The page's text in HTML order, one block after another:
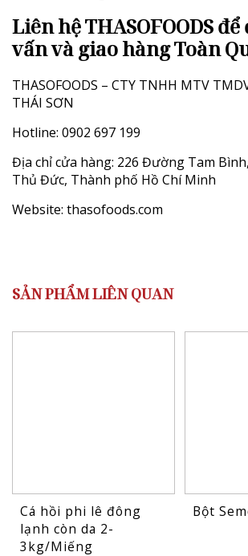
Liên hệ THASOFOODS
vấn và giao hàng Toàn
THASOFOODS – CTY TNHH MTV
THÁI SƠN
Hotline: 0902 697 199
Địa chỉ cửa hàng: 226 Đường Tam
Thủ Đức, Thành phố Hồ Chí Minh
Website: thasofoods.com
SẢN PHẨM LIÊN QUAN
Cá hồi phi lê đông
lạnh còn da 2-
3kg/Miếng
Bột